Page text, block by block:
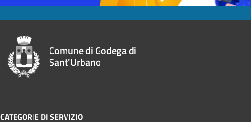
Comune di Godega di
Sant'Urbano
CATEGORIE DI SERVIZIO